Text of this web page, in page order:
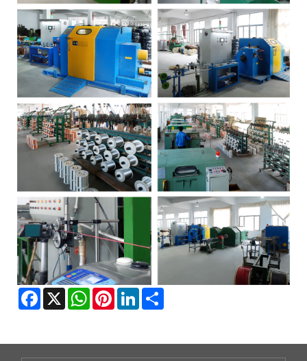
Facebook
X WhatsAppPinterestLinkedIn